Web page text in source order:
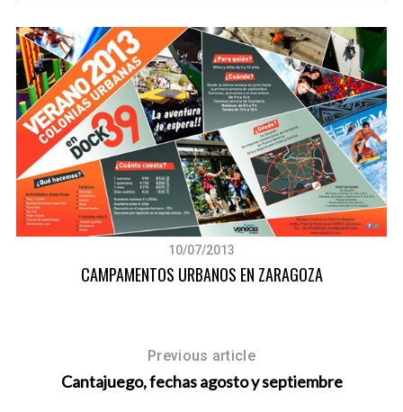
10/07/2013
CAMPAMENTOS URBANOS EN ZARAGOZA
Previous article
Cantajuego, fechas agosto y septiembre